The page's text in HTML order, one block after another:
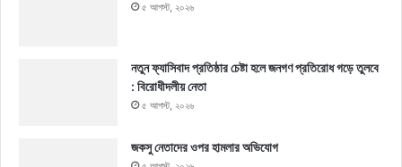
৫ আগস্ট, ২০২৬
নতুন ফ্যাসিবাদ প্রতিষ্ঠার চেষ্টা হলে জনগণ প্রতিরোধ গড়ে তুলবে
: বিরোধীদলীয় নেতা
৫ আগস্ট, ২০২৬
জকসু নেতাদের ওপর হামলার অভিযোগ